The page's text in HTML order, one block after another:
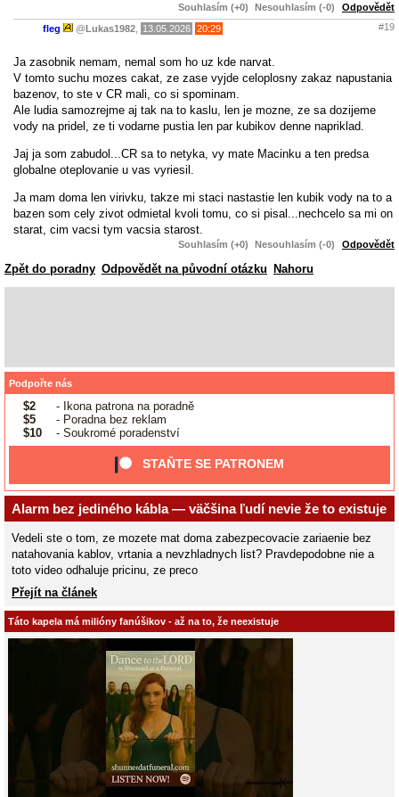
Souhlasím (+0) Nesouhlasím (-0) Odpovědět
fleg @ Lukas1982 13.05.2026 20:29 #19
Ja zasobnik nemam, nemal som ho uz kde narvat.
V tomto suchu mozes cakat, ze zase vyjde celoplosny zakaz napustania
bazenov, to ste v CR mali, co si spominam.
Ale ludia samozrejme aj tak na to kaslu, len je mozne, ze sa dozijeme
vody na pridel, ze ti vodarne pustia len par kubikov denne napriklad.
Jaj ja som zabudol...CR sa to netyka, vy mate Macinku a ten predsa
globalne oteplovanie u vas vyriesil.
Ja mam doma len virivku, takze mi staci nastastie len kubik vody na to a
bazen som cely zivot odmietal kvoli tomu, co si pisal...nechcelo sa mi on
starat, cim vacsi tym vacsia starost.
Souhlasím (+0) Nesouhlasím (-0) Odpovědět
Zpět do poradny Odpovědět na původní otázku Nahoru
Podpořte nás
$2
- Ikona patrona na poradně
$5
- Poradna bez reklam
$10
- Soukromé poradenství
STAŇTE SE PATRONEM
Alarm bez jediného kábla — väčšina ľudí nevie že to existuje
Vedeli ste o tom, ze mozete mat doma zabezpecovacie zariaenie bez
natahovania kablov, vrtania a nevzhladnych list? Pravdepodobne nie a
toto video odhaluje pricinu, ze preco
Přejít na článek
Táto kapela má milióny fanúšikov - až na to, že neexistuje